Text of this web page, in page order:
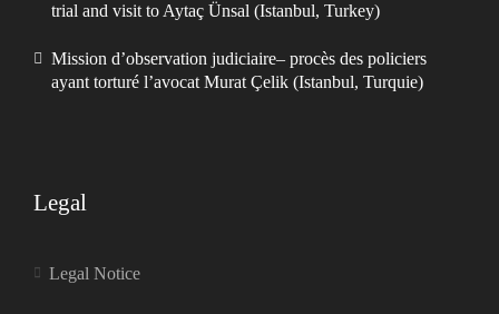
trial and visit to Aytaç Ünsal (Istanbul, Turkey)
Mission d’observation judiciaire– procès des policiers
ayant torturé l’avocat Murat Çelik (Istanbul, Turquie)
Legal
Legal Notice